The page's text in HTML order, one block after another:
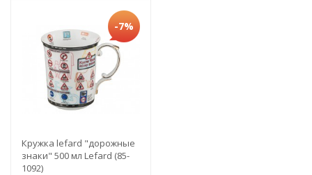
-7%
Кружка lefard "дорожные
знаки" 500 мл Lefard (85-
1092)